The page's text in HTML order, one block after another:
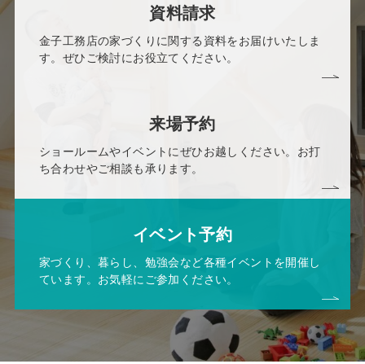
資料請求
金子工務店の家づくりに関する資料をお届けいたしま
す。ぜひご検討にお役立てください。
来場予約
ショールームやイベントにぜひお越しください。お打
ち合わせやご相談も承ります。
イベント予約
家づくり、暮らし、勉強会など各種イベントを開催し
ています。お気軽にご参加ください。